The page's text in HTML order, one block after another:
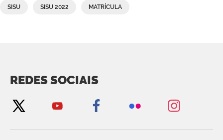
SISU SISU 2022 MATRÍCULA
REDES SOCIAIS